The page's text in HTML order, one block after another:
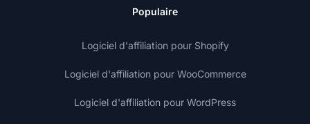
Populaire
Logiciel d'affiliation pour Shopify
Logiciel d'affiliation pour WooCommerce
Logiciel d'affiliation pour WordPress